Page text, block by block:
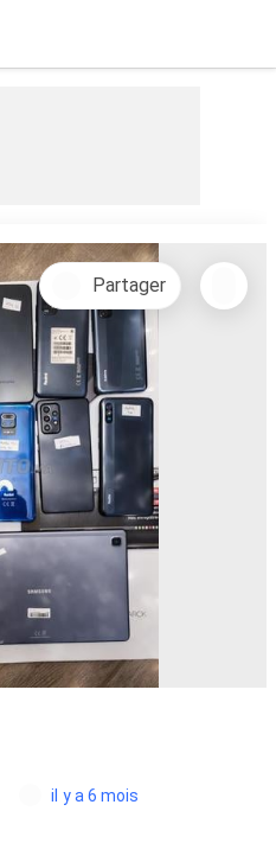
Partager
il y a 6 mois